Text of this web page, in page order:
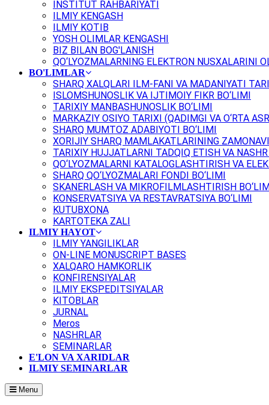
INSTITUT RAHBARIYATI
ILMIY KENGASH
ILMIY KOTIB
YOSH OLIMLAR KENGASHI
BIZ BILAN BOG'LANISH
QO‘LYOZMALARNING ELEKTRON NUSXALARINI
BO'LIMLAR
SHARQ XALQLARI ILM-FANI VA MADANIYATI
ISLOMSHUNOSLIK VA IJTIMOIY FIKR BO‘LIMI
TARIXIY MANBASHUNOSLIK BO‘LIMI
MARKAZIY OSIYO TARIXI (QADIMGI VA O‘RTA
SHARQ MUMTOZ ADABIYOTI BO‘LIMI
XORIJIY SHARQ MAMLAKATLARINING
TARIXIY HUJJATLARNI TADQIQ ETISH VA
QO‘LYOZMALARNI KATALOGLASHTIRISH VA
SHARQ QO‘LYOZMALARI FONDI BO‘LIMI
SKANERLASH VA MIKROFILMLASHTIRISH
KONSERVATSIYA VA RESTAVRATSIYA BO‘LIMI
KUTUBXONA
KARTOTEKA ZALI
ILMIY HAYOT
ILMIY YANGILIKLAR
ON-LINE MONUSCRIPT BASES
XALQARO HAMKORLIK
KONFIRENSIYALAR
ILMIY EKSPEDITSIYALAR
KITOBLAR
JURNAL
Meros
NASHRLAR
SEMINARLAR
E'LON VA XARIDLAR
ILMIY SEMINARLAR
Menu